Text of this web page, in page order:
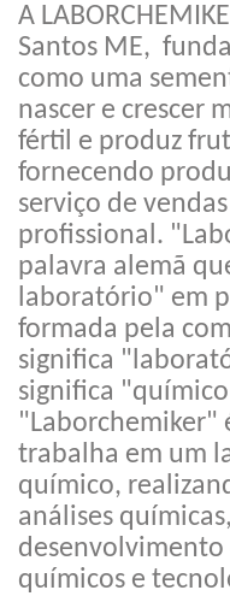
A
Santos ME,
como uma
nascer e crescer
fértil e produz
fornecendo
serviço de
profissional.
palavra alemã
laboratório" em
formada pela
significa
significa
"Laborchemiker"
trabalha em um
químico,
análises
químicos e